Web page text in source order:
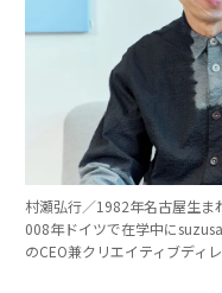
村瀬弘行／1982年名古屋生ま
008年ドイツで在学中に
のCEO兼クリエイティブディレ